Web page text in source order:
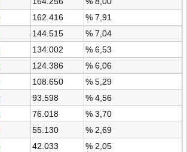
162.416
% 7,91
144.515
% 7,04
134.002
% 6,53
124.386
% 6,06
108.650
% 5,29
93.598
% 4,56
76.018
% 3,70
55.130
% 2,69
42.033
% 2,05